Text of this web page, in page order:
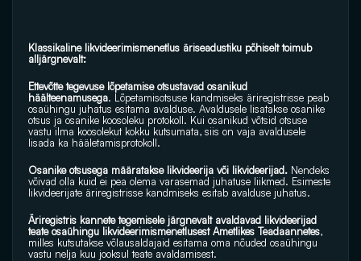
Klassikaline likvideerimismenetlus äriseadustiku põhiselt toimub
alljärgnevalt:
Ettevõtte tegevuse lõpetamise otsustavad osanikud
häälteenamusega. Lõpetamisotsuse kandmiseks äriregistrisse peab
osaühingu juhatus esitama avalduse. Avaldusele lisatakse osanike
otsus ja osanike koosoleku protokoll. Kui osanikud võtsid otsuse
vastu ilma koosolekut kokku kutsumata, siis on vaja avaldusele
lisada ka hääletamisprotokoll.
Osanike otsusega määratakse likvideerija või likvideerijad. Nendeks
võivad olla kuid ei pea olema varasemad juhatuse liikmed. Esimeste
likvideerijate äriregistrisse kandmiseks esitab avalduse juhatus.
Äriregistris kannete tegemisele järgnevalt avaldavad likvideerijad
teate osaühingu likvideerimismenetlusest Ametlikes Teadaannetes,
milles kutsutakse võlausaldajaid esitama oma nõuded osaühingu
vastu nelja kuu jooksul teate avaldamisest.